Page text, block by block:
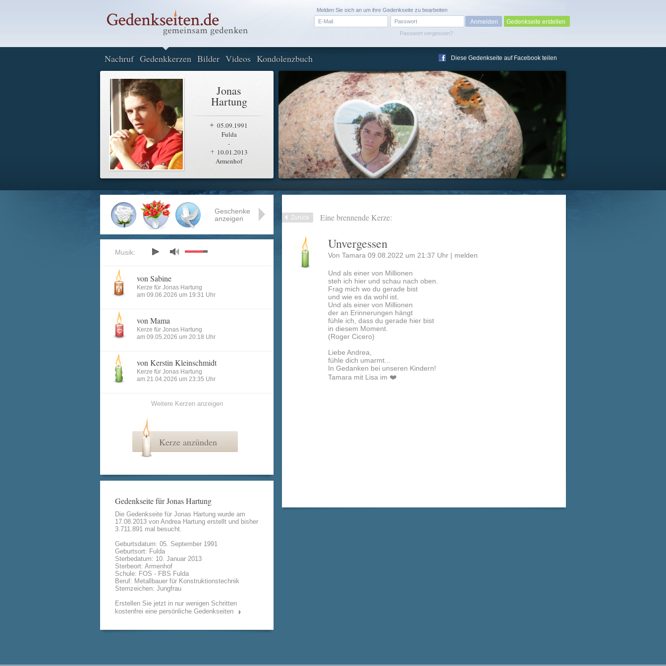
Passwort vergessen?
Melden Sie sich an um ihre Gedenkseite zu bearbeiten
Gedenkseite erstellen
Nachruf Gedenkkerzen Bilder Videos Kondolenzbuch Diese Gedenkseite auf Facebook teilen
Jonas
Hartung
05.09.1991
Fulda
-
10.01.2013
Armenhof
Zurück Eine brennende Kerze:
Unvergessen
Von Tamara 09.08.2022 um 21:37 Uhr | melden
Und als einer von Millionen
steh ich hier und schau nach oben.
Frag mich wo du gerade bist
und wie es da wohl ist.
Und als einer von Millionen
der an Erinnerungen hängt
fühle ich, dass du gerade hier bist
in diesem Moment.
(Roger Cicero)
Liebe Andrea,
fühle dich umarmt...
In Gedanken bei unseren Kindern!
Tamara mit Lisa im ❤️
Geschenke
anzeigen
Musik:
von Sabine
Kerze für Jonas Hartung
am 09.06.2026 um 19:31 Uhr
von Mama
Kerze für Jonas Hartung
am 09.05.2026 um 20:18 Uhr
von Kerstin Kleinschmidt
Kerze für Jonas Hartung
am 21.04.2026 um 23:35 Uhr
Weitere Kerzen anzeigen
Kerze anzünden
Gedenkseite für Jonas Hartung
Die Gedenkseite für Jonas Hartung wurde am
17.08.2013 von Andrea Hartung erstellt und bisher
3.711.891 mal besucht.
Geburtsdatum: 05. September 1991
Geburtsort: Fulda
Sterbedatum: 10. Januar 2013
Sterbeort: Armenhof
Schule: FOS - FBS Fulda
Beruf: Metallbauer für Konstruktionstechnik
Sternzeichen: Jungfrau
Erstellen Sie jetzt in nur wenigen Schritten
kostenfrei eine persönliche Gedenkseiten